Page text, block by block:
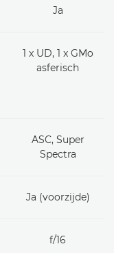
Ja
1 x UD, 1 x GMo
asferisch
ASC, Super
Spectra
Ja (voorzijde)
f/16